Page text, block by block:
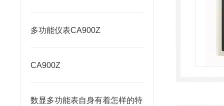
多功能仪表CA900Z
CA900Z
数显多功能表自身有着怎样的特